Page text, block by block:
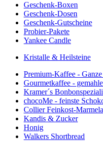
Geschenk-Boxen
Geschenk-Dosen
Geschenk-Gutscheine
Probier-Pakete
Yankee Candle
Kristalle & Heilsteine
Premium-Kaffee -
Gourmetkaffee -
Kramer´s
chocoMe - feinste
Collier Feinkost-
Kandis & Zucker
Honig
Walkers Shortbread